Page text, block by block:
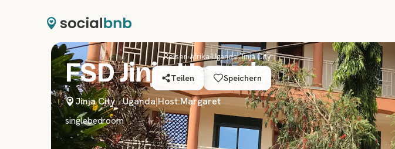
Reisen›Afrika›Uganda›Jinja City
Teilen Speichern
FSD Jinja Uganda
Jinja City·Uganda|Host:Margaret
singlebedroom